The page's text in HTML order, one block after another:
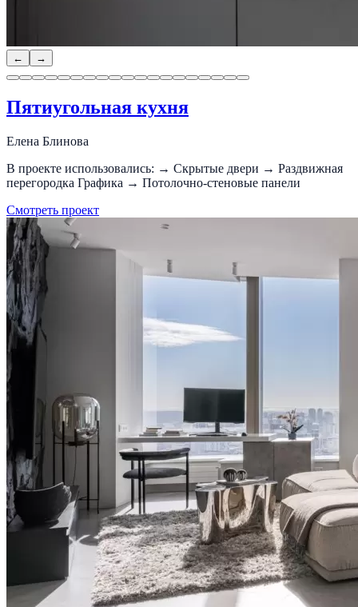
← →
Пятиугольная кухня
Елена Блинова
В проекте использовались: → Скрытые двери → Раздвижная
перегородка Графика → Потолочно-стеновые панели
Смотреть проект